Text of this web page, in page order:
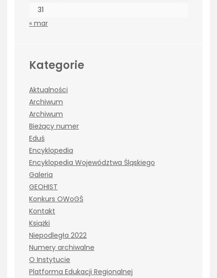
31
« mar
Kategorie
Aktualności
Archiwum
Archiwum
Bieżący numer
Eduś
Encyklopedia
Encyklopedia Województwa Śląskiego
Galeria
GEOHIST
Konkurs OWoGŚ
Kontakt
Książki
Niepodległa 2022
Numery archiwalne
O Instytucie
Platforma Edukacji Regionalnej